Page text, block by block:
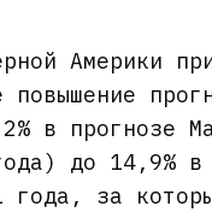
Америки
повышение
в прогнозе
до 14,9% в
года, за